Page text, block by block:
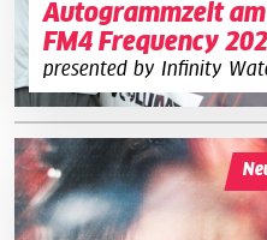
Autogrammzelt am
FM4 Frequency
presented by Infinity